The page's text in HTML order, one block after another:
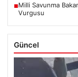
■Milli Savunma
Vurgusu
Güncel